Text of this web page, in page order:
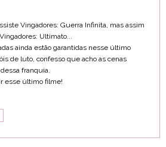
Vingadores: Guerra Infinita, mas assim
Ultimato...
ainda estão garantidas nesse último
de luto, confesso que acho as cenas
franquia.
esse último filme!